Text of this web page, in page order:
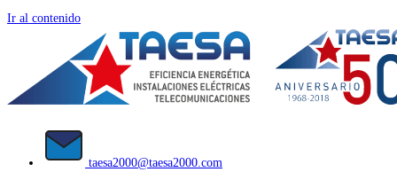
Ir al contenido
taesa2000@taesa2000.com